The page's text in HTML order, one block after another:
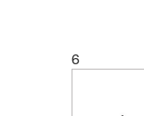
6